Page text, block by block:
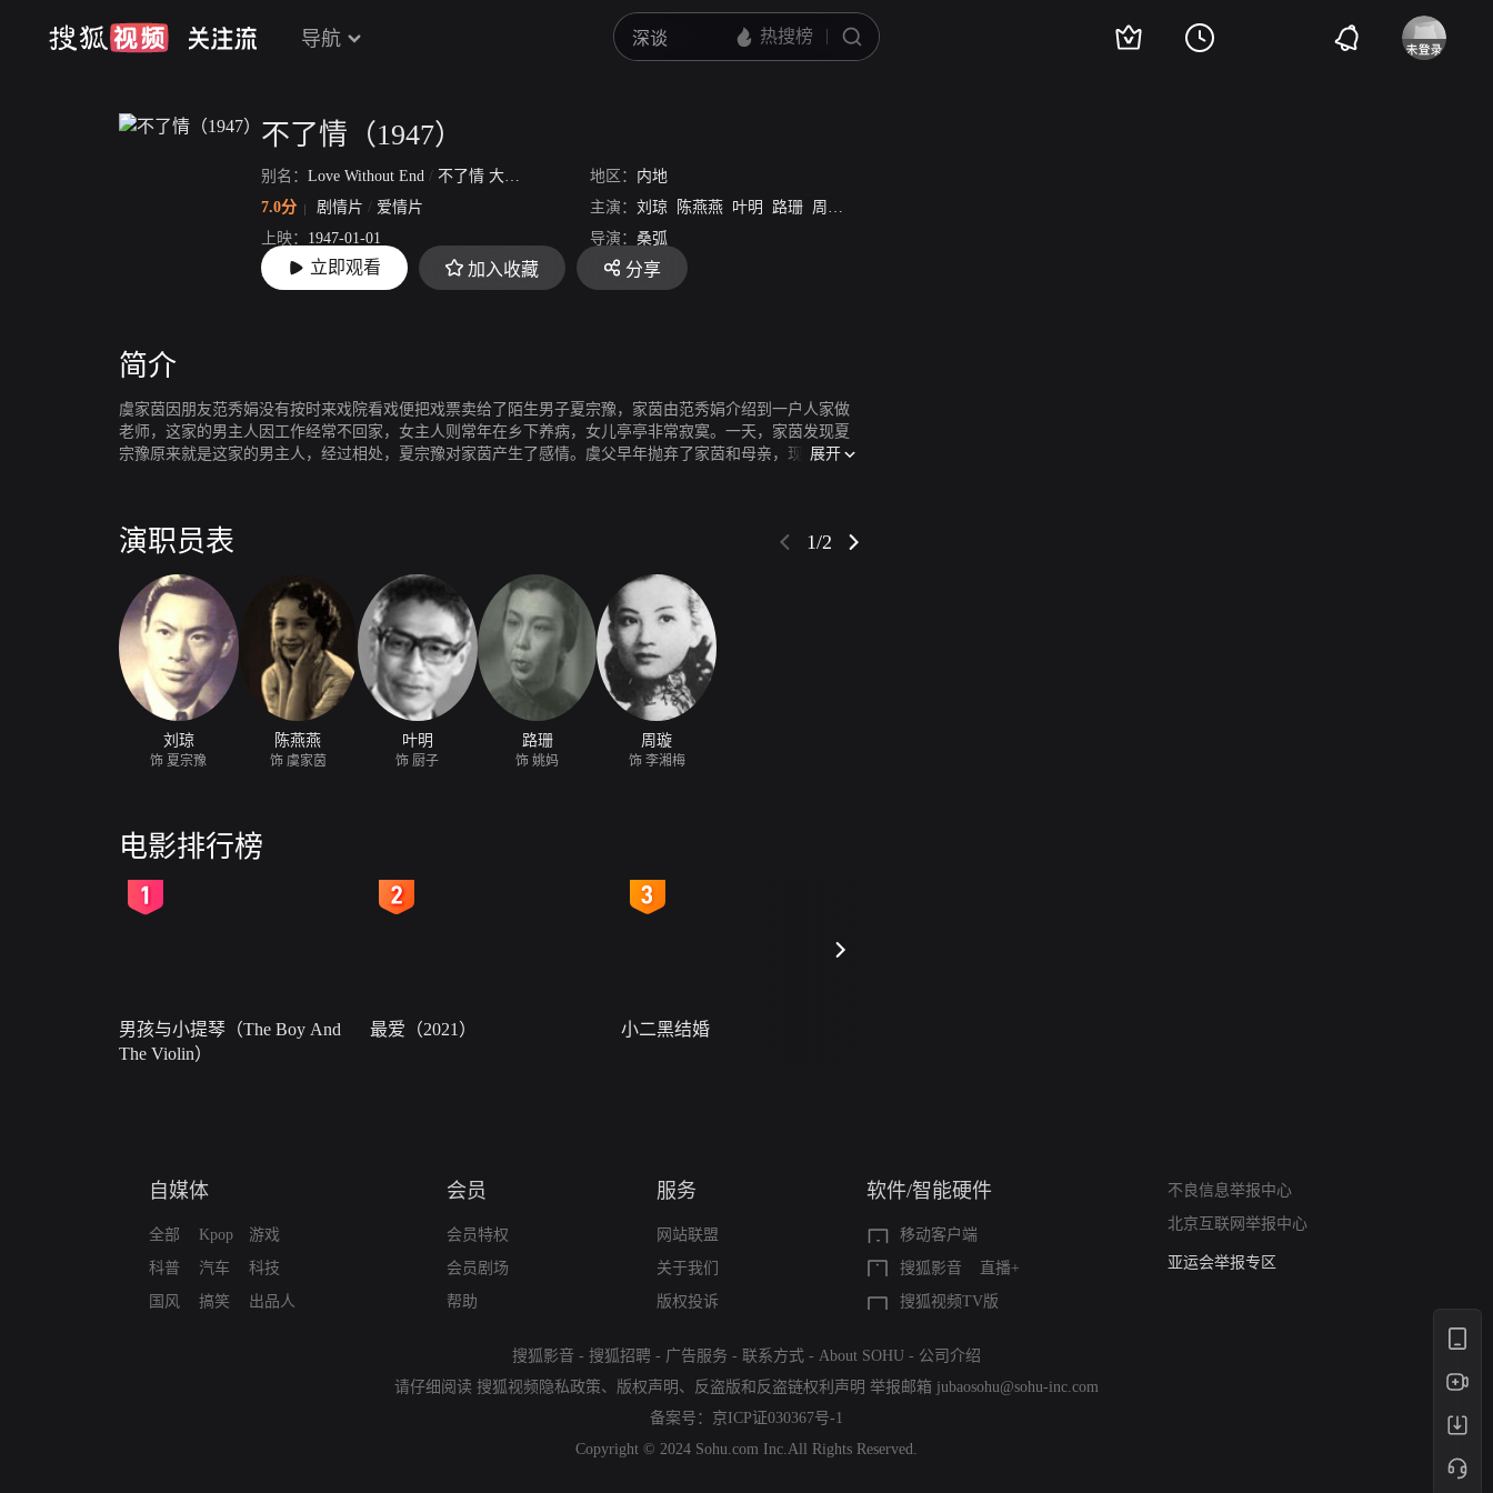
导航
不了情（1947）
别名： Love Without End / 不了情 大陆版 地区： 内地
7.0分
剧情片 / 爱情片 主演： 刘琼 陈燕燕 叶明 路珊 周璇
上映： 1947-01-01 导演： 桑弧
片长： 93分31秒
立即观看 加入收藏 分享
简介
虞家茵因朋友范秀娟没有按时来戏院看戏便把戏票卖给了陌生男子夏宗豫，家茵由范秀娟介绍到一户人家做
老师，这家的男主人因工作经常不回家，女主人则常年在乡下养病，女儿亭亭非常寂寞。一天，家茵发现夏
宗豫原来就是这家的男主人，经过相处，夏宗豫对家茵产生了感情。虞父早年抛弃了家茵和母亲，现在他找
展开
演职员表 1/2
刘琼
饰 夏宗豫
陈燕燕
饰 虞家茵
叶明
饰 厨子
路珊
饰 姚妈
周璇
饰 李湘梅
电影排行榜
男孩与小提琴（The Boy And
The Violin）
最爱（2021） 小二黑结婚
自媒体
全部
科普
国风
Kpop
汽车
搞笑
游戏
科技
出品人
会员
会员特权
会员剧场
帮助
服务
网站联盟
关于我们
版权投诉
软件/智能硬件
移动客户端
搜狐影音
直播+
搜狐视频TV版
不良信息举报中心
北京互联网举报中心
算法推荐专项举报
亚运会举报专区
搜狐影音 - 搜狐招聘 - 广告服务 - 联系方式 - About SOHU - 公司介绍
请仔细阅读 搜狐视频隐私政策、 版权声明 、 反盗版和反盗链权利声明 举报邮箱 jubaosohu@sohu-inc.com
备案号： 京ICP证030367号-1
Copyright © 2024 Sohu.com Inc.All Rights Reserved.